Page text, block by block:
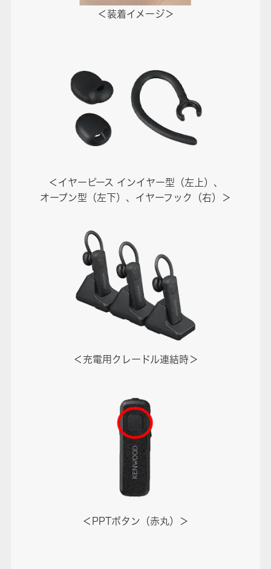
＜装着イメージ＞
＜イヤーピース インイヤー型（左上）、
オープン型（左下）、イヤーフック（右）＞
＜充電用クレードル連結時＞
＜PPTボタン（赤丸）＞